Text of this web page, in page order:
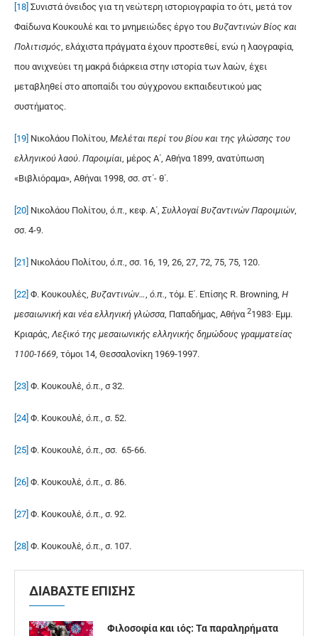
[18] Συνιστά όνειδος για τη νεώτερη ιστοριογραφία το ότι, μετά τον
Φαίδωνα Κουκουλέ και το μνημειώδες έργο του Βυζαντινών Βίος και
Πολιτισμός , ελάχιστα πράγματα έχουν προστεθεί, ενώ η λαογραφία,
που ανιχνεύει τη μακρά διάρκεια στην ιστορία των λαών, έχει
μεταβληθεί στο αποπαίδι του σύγχρονου εκπαιδευτικού μας
συστήματος.
[19] Νικολάου Πολίτου, Μελέται περί του βίου και της γλώσσης του
ελληνικού λαού. Πα­ροιμίαι , μέρος Α΄, Αθήνα 1899, ανατύπωση
«Βιβλιόραμα», Αθήναι 1998, σσ. στ΄- θ΄.
[20] Νικολάου Πολίτου, ό.π. , κεφ. Α΄, Συλλογαί Βυζαντινών Παροιμιών,
σσ. 4-9.
[21] Νικολάου Πολίτου, ό.π. , σσ. 16, 19, 26, 27, 72, 75, 75, 120.
[22] Φ. Κουκουλές, Βυζαντινών… ό.π. , τόμ. Ε΄. Επίσης R. Browning, Η
μεσαιωνική και νέα ελληνική γλώσσα , Παπαδήμας, Αθήνα 21983· Εμμ.
Κριαράς, Λεξικό της μεσαιωνικής ελληνικής δημώδους γραμματείας
1100-1669 , τόμοι 14, Θεσσαλονίκη 1969-1997.
[23] Φ. Κουκουλέ, ό.π. , σ 32.
[24] Φ. Κουκουλέ, ό.π. , σ. 52.
[25] Φ. Κουκουλέ, ό.π. , σσ. 65-66.
[26] Φ. Κουκουλέ, ό.π. , σ. 86.
[27] Φ. Κουκουλέ, ό.π. , σ. 92.
[28] Φ. Κουκουλέ, ό.π. , σ. 107.
ΔΙΑΒΑΣΤΕ ΕΠΙΣΗΣ
Φιλοσοφία και ιός: Τα παραληρήματα